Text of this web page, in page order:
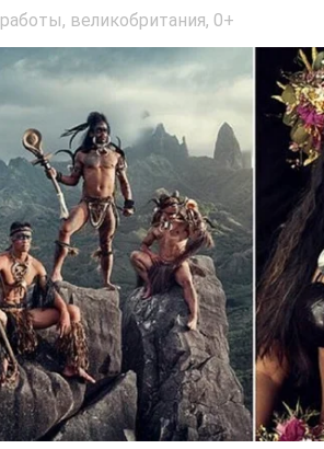
, великобритания, 0+